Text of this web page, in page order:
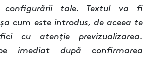
configurării tale. Textul va fi
cum este introdus, de aceea te
cu atenție previzualizarea.
imediat după confirmarea